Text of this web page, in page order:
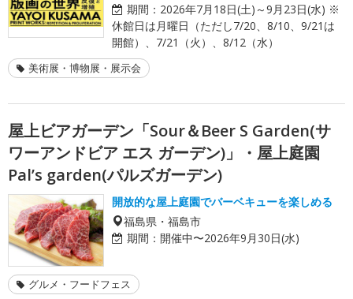
期間： 2026年7月18日(土)～9月23日(水) ※
休館日は月曜日（ただし7/20、8/10、9/21は
開館）、7/21（火）、8/12（水）
美術展・博物展・展示会
屋上ビアガーデン「Sour＆Beer S Garden(サ
ワーアンドビア エス ガーデン)」・屋上庭園
Pal’s garden(パルズガーデン)
開放的な屋上庭園でバーベキューを楽しめる
福島県・福島市
期間： 開催中〜2026年9月30日(水)
グルメ・フードフェス